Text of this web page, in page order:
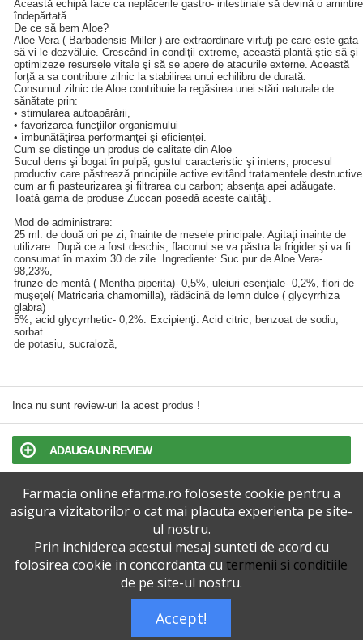
Această echipă face ca neplăcerile gastro- intestinale să devină o amintire
îndepărtată.
De ce să bem Aloe?
Aloe Vera ( Barbadensis Miller ) are extraordinare virtuţi pe care este gata
să vi le dezvăluie. Crescând în condiţii extreme, această plantă ştie să-şi
optimizeze resursele vitale şi să se apere de atacurile externe. Această
forţă a sa contribuie zilnic la stabilirea unui echilibru de durată.
Consumul zilnic de Aloe contribuie la regăsirea unei stări naturale de
sănătate prin:
• stimularea autoapărării,
• favorizarea funcţiilor organismului
• îmbunătăţirea performanţei şi eficienţei.
Cum se distinge un produs de calitate din Aloe
Sucul dens şi bogat în pulpă; gustul caracteristic şi intens; procesul
productiv care păstrează principiile active evitând tratamentele destructive
cum ar fi pasteurizarea şi filtrarea cu carbon; absenţa apei adăugate.
Toată gama de produse Zuccari posedă aceste calităţi.
Mod de administrare:
25 ml. de două ori pe zi, înainte de mesele principale. Agitaţi inainte de
utilizare. După ce a fost deschis, flaconul se va păstra la frigider şi va fi
consumat în maxim 30 de zile. Ingrediente: Suc pur de Aloe Vera-
98,23%,
frunze de mentă ( Mentha piperita)- 0,5%, uleiuri esenţiale- 0,2%, flori de
muşeţel( Matricaria chamomilla), rădăcină de lemn dulce ( glycyrrhiza
glabra)
5%, acid glycyrrhetic- 0,2%. Excipienţi: Acid citric, benzoat de sodiu,
sorbat
de potasiu, sucraloză,
Inca nu sunt review-uri la acest produs !
ADAUGA UN REVIEW
TERMENI SI CONDITII
POLITICA DE CONFIDENTIALITATE
VERSIUNEA DESKTOP
Farmacia online efarma.ro foloseste cookie pentru a
asigura vizitatorilor o cat mai placuta experienta pe site-
ul nostru.
Prin inchiderea acestui mesaj sunteti de acord cu
folosirea cookie in concordanta cu termenii si conditiile
de pe site-ul nostru.
Accept!